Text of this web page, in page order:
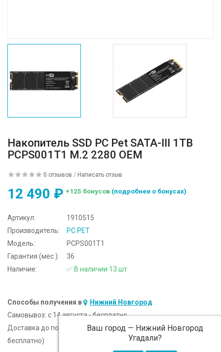
Накопитель SSD PC Pet SATA-III 1TB
PCPS001T1 M.2 2280 OEM
0 отзывов / Написать отзыв
12 490 ₽ +125 бонусов (подробнее о бонусах)
Артикул:
1910515
Производитель:
PC PET
Модель:
PCPS001T1
Гарантия (мес.):
36
Наличие:
✅ В наличии 13 шт
Способы получения в Нижний Новгород
Ваш город — Нижний Новгород
Угадали?
Самовывоз: c 14 августа - бесплатно
Доставка до подъезда:
c 14 августа - 300 ₽ (от 5 000 ₽
бесплатно)